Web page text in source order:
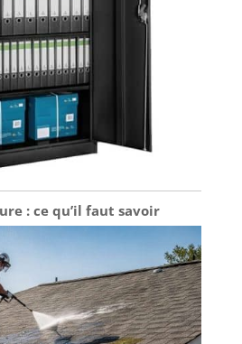
: ce qu’il faut savoir